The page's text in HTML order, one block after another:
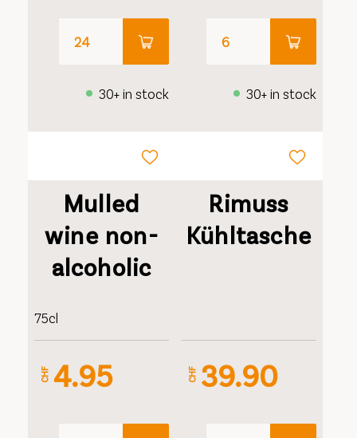
30+ in stock 30+ in stock
Mulled
wine non-
alcoholic
75cl
CHF 4.95
Rimuss
Kühltasche
CHF 39.90